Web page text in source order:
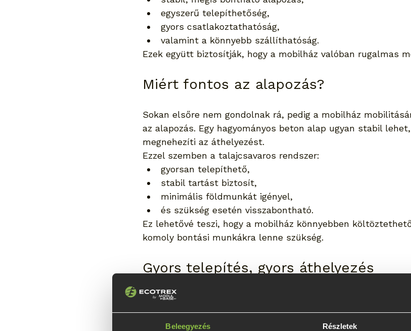
Beleegyezés Részletek
egyszerű telepíthetőség,
gyors csatlakoztathatóság,
valamint a könnyebb szállíthatóság.
Ezek együtt biztosítják, hogy a mobilház valóban rugalmas
Miért fontos az alapozás?
Sokan elsőre nem gondolnak rá, pedig a mobilház
az alapozás. Egy hagyományos beton alap ugyan stabil
megnehezíti az áthelyezést.
Ezzel szemben a talajcsavaros rendszer:
gyorsan telepíthető,
stabil tartást biztosít,
minimális földmunkát igényel,
és szükség esetén visszabontható.
Ez lehetővé teszi, hogy a mobilház könnyebben
komoly bontási munkákra lenne szükség.
Gyors telepítés, gyors áthelyezés
A mobilházak egyik legnagyobb előnye a gyors kivitelezés. A
alapozással akár néhány óra alatt elkészülhet a megfelelő
rövidebb idő alatt használatba vehető.